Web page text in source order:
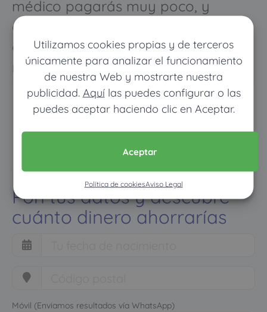
Utilizamos cookies propias y de terceros
únicamente para analizar el funcionamiento
de nuestra Web y mostrarte nuestra
publicidad. Aquílas puedes configurar o las
puedes aceptar haciendo clic en Aceptar.
Aceptar
Política de cookiesAviso Legal
médico pagarás muy poco, y
cuando vayas mucho pagarás
como con un seguro médico
normal
Pon tus datos y descubre
cuánto dinero ahorrarías
Móvil (Enviamos resultados vía WhatsApp)